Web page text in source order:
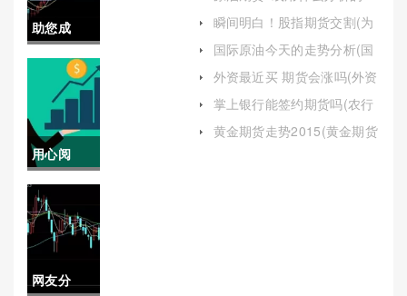
助您成
长！期权
定价模
型：理论
与实践的
桥梁
用心阅
读！股指
期货喊单
王：市场
导航者的
网友分
好)
瞬间明白！股指期货交割(为
理解)
国际原油今天的走势分析(国
外资最近买 期货会涨吗(外资
掌上银行能签约期货吗(农行
黄金期货走势2015(黄金期货